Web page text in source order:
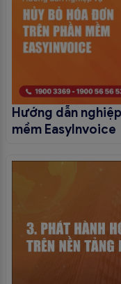
Hướng dẫn
mềm EasyInvoice